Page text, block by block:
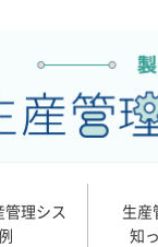
理シス
生産
知